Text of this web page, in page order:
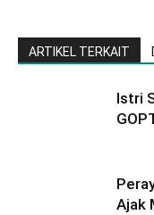
ARTIKEL TERKAIT
Istri
Ajak